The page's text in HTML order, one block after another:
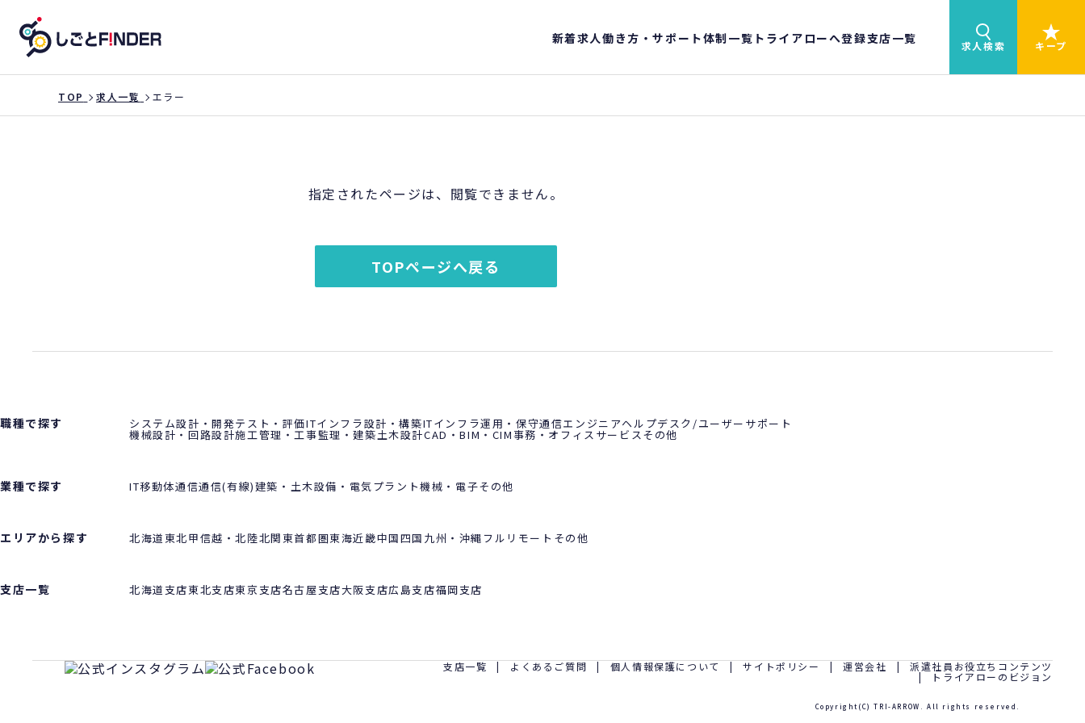
新着求人働き方・サポート体制一覧 トライアローへ登録支店一覧 求人検索 キープ
TOP 求人一覧 エラー
指定されたページは、閲覧できません。
TOPページへ戻る
職種で探す システム設計・開発テスト・評価ITインフラ設計・構築ITインフラ運用・保守通信エンジニアヘルプデスク/ユーザーサポート
機械設計・回路設計施工管理・工事監理・建築土木設計CAD・BIM・CIM事務・オフィスサービスその他
業種で探す IT移動体通信通信(有線)建築・土木設備・電気プラント機械・電子その他
エリアから探す 北海道 東北甲信越・北陸北関東首都圏東海近畿中国四国 九州・沖縄フルリモート その他
支店一覧 北海道支店東北支店東京支店名古屋支店大阪支店広島支店福岡支店
支店一覧 よくあるご質問 個人情報保護について サイトポリシー 運営会社 派遣社員お役立ちコンテンツ
トライアローのビジョン
Copyright(C) TRI-ARROW. All rights reserved.